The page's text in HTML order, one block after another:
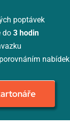
poptávek
do 3 hodin
nabídek